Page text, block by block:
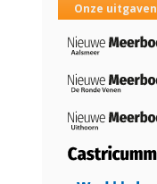
Onze uitgaven